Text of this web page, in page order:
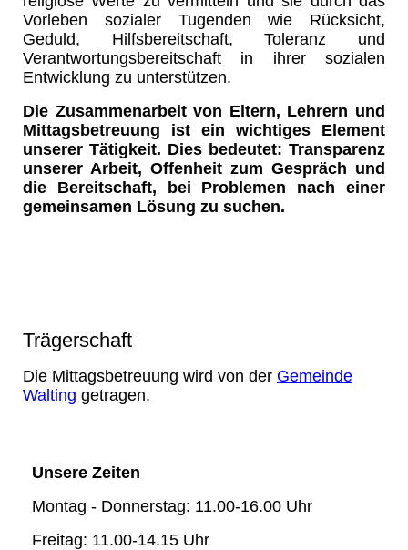
Vorleben sozialer Tugenden wie Rücksicht,
Geduld, Hilfsbereitschaft, Toleranz und
Verantwortungsbereitschaft in ihrer sozialen
Entwicklung zu unterstützen.
Die Zusammenarbeit von Eltern, Lehrern und
Mittagsbetreuung ist ein wichtiges Element
unserer Tätigkeit. Dies bedeutet: Transparenz
unserer Arbeit, Offenheit zum Gespräch und
die Bereitschaft, bei Problemen nach einer
gemeinsamen Lösung zu suchen.
Trägerschaft
Die Mittagsbetreuung wird von der Gemeinde
Walting getragen.
Unsere Zeiten
Montag - Donnerstag: 11.00-16.00 Uhr
Freitag: 11.00-14.15 Uhr